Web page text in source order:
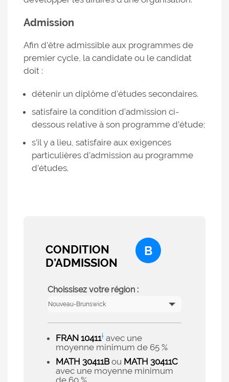
Admission
Afin d’être admissible aux programmes de
premier cycle, la candidate ou le candidat
doit :
détenir un diplôme d’études secondaires.
satisfaire la condition d’admission ci-
dessous relative à son programme d’étude;
s’il y a lieu, satisfaire aux exigences
particulières d’admission au programme
d’études.
CONDITION
D’ADMISSION
B
Choissisez votre région :
FRAN 10411† avec une
moyenne minimum de 65 %
MATH 30411Bou MATH 30411C
avec une moyenne minimum
de 60 %